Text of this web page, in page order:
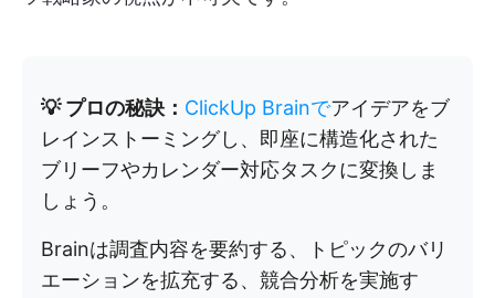
💡 プロの秘訣： ClickUp Brainでアイデアをブ
レインストーミングし、即座に構造化された
ブリーフやカレンダー対応タスクに変換しま
しょう。
Brainは調査内容を要約する、トピックのバリ
エーションを拡充する、競合分析を実施す